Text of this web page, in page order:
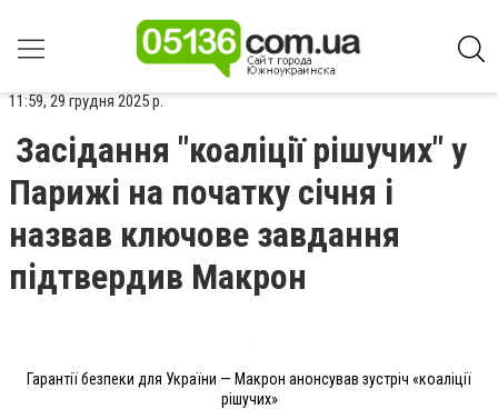
11:59, 29 грудня 2025 р.
Засідання "коаліції рішучих" у
Парижі на початку січня і
назвав ключове завдання
підтвердив Макрон
Гарантії безпеки для України — Макрон анонсував зустріч «коаліції
рішучих»